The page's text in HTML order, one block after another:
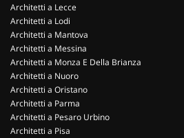
Architetti a Lecce
Architetti a Lodi
Architetti a Mantova
Architetti a Messina
Architetti a Monza E Della Brianza
Architetti a Nuoro
Architetti a Oristano
Architetti a Parma
Architetti a Pesaro Urbino
Architetti a Pisa